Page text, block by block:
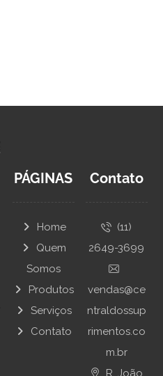
PÁGINAS
Home
Quem
Somos
Produtos
Serviços
Contato
Contato
(11)
2649-3699
vendas@ce
ntraldossup
rimentos.co
m.br
R. João